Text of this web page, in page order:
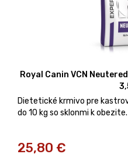
Royal Canin VCN
Dietetické krmivo pre
do 10 kg so sklonmi k
25,80 €